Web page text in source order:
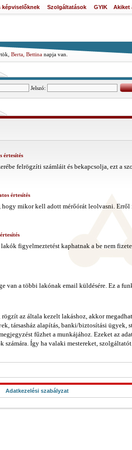
képviselőknek Szolgáltatások GYIK Akiket
Berta, Bettina napja van.
Jelszó:
értesítés
felrögzíti számláit és bekapcsolja, ezt a
értesítés
hogy mikor kell adott mérőórát leolvasni.
lakók figyelmeztetést kaphatnak a be nem
van a többi lakónak email küldésére. Ez a
az általa kezelt lakáshoz, akkor
társasház alapítás, banki/biztosítási ügyek,
fűzhet a munkájához. Ezeket az
számára. Így ha valaki mestereket,
Adatkezelési szabályzat